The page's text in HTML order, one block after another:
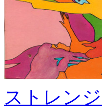
ストレンジ